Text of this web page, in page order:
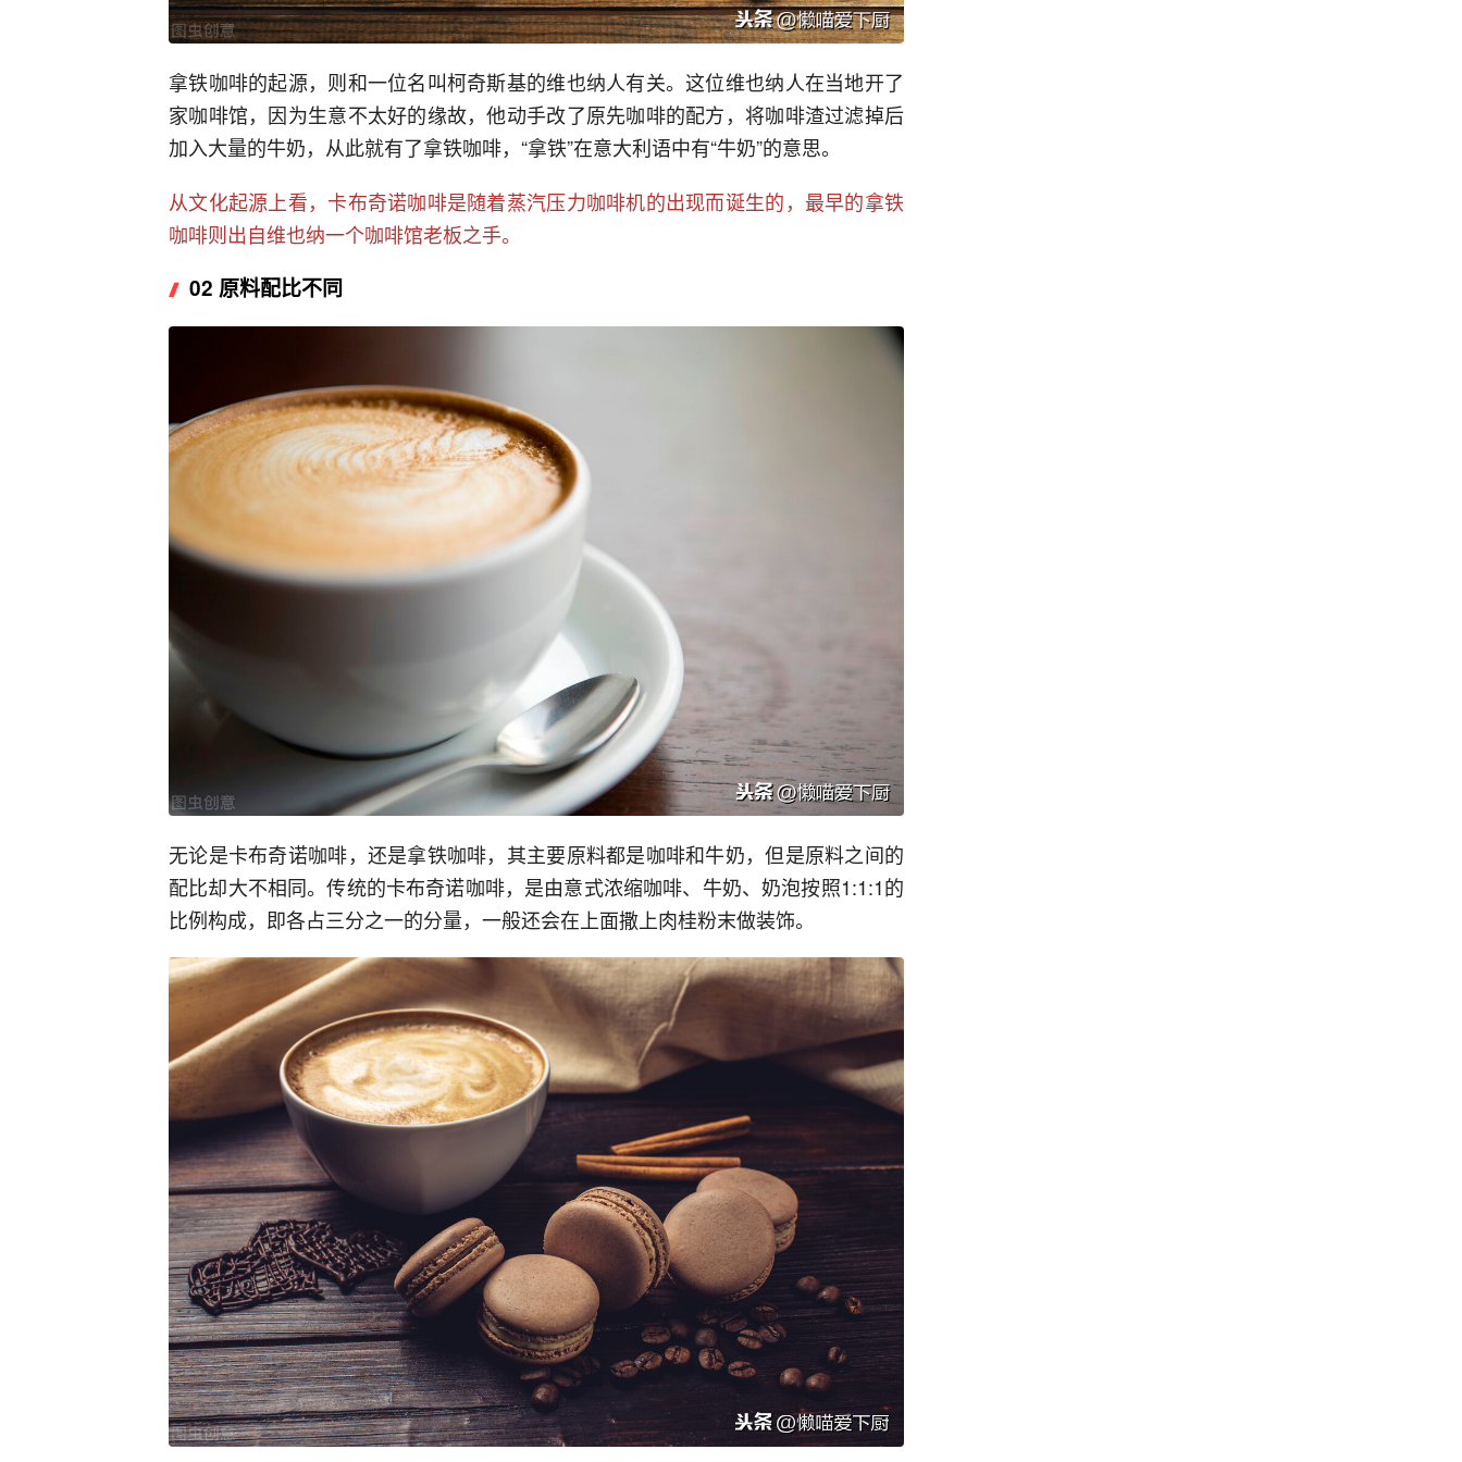
拿铁咖啡的起源，则和一位名叫柯奇斯基的维也纳人有关。这位维也纳人在当地开了
家咖啡馆，因为生意不太好的缘故，他动手改了原先咖啡的配方，将咖啡渣过滤掉后
加入大量的牛奶，从此就有了拿铁咖啡，“拿铁”在意大利语中有“牛奶”的意思。
从文化起源上看，卡布奇诺咖啡是随着蒸汽压力咖啡机的出现而诞生的，最早的拿铁
咖啡则出自维也纳一个咖啡馆老板之手。
02 原料配比不同
无论是卡布奇诺咖啡，还是拿铁咖啡，其主要原料都是咖啡和牛奶，但是原料之间的
配比却大不相同。传统的卡布奇诺咖啡，是由意式浓缩咖啡、牛奶、奶泡按照1:1:1的
比例构成，即各占三分之一的分量，一般还会在上面撒上肉桂粉末做装饰。